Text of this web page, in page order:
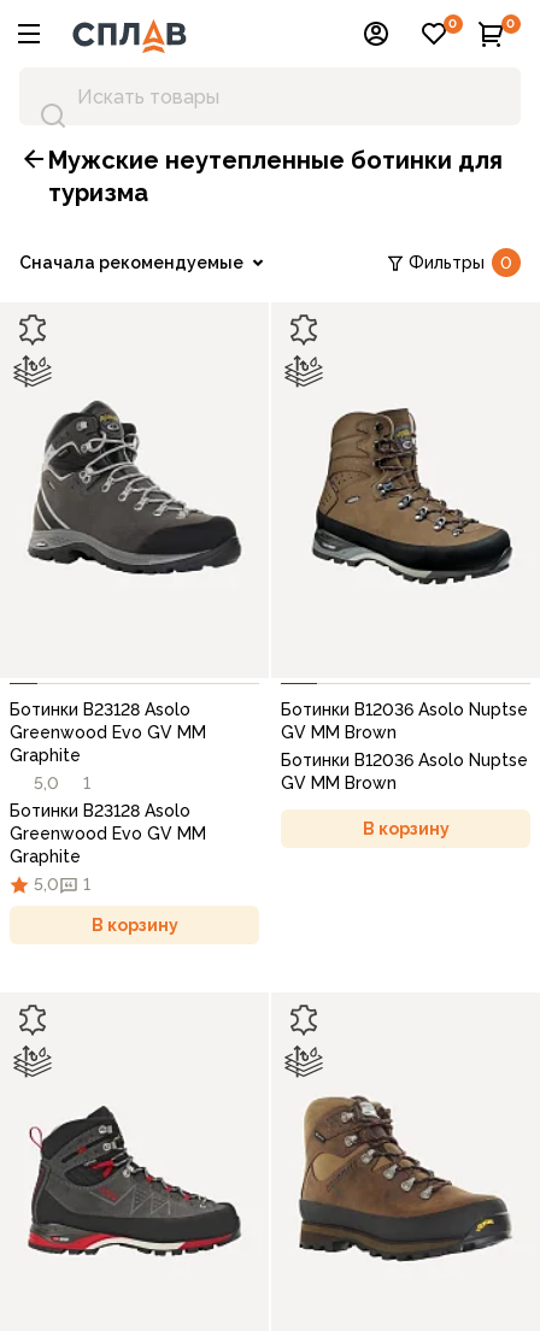
0 0
Мужские неутепленные ботинки для
туризма
Сначала рекомендуемые Фильтры 0
Ботинки B23128 Asolo
Greenwood Evo GV MM
Graphite
5,0
1
Ботинки B23128 Asolo
Greenwood Evo GV MM
Graphite
5,0
1
В корзину
Ботинки B12036 Asolo Nuptse
GV MM Brown
Ботинки B12036 Asolo Nuptse
GV MM Brown
В корзину